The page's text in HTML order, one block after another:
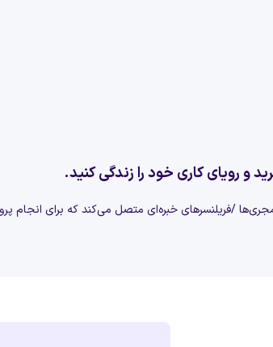
و رویای کاری خود را زندگی کنید.
مجری‌ها /فریلنسرهای خبره‌ای متصل می‌کند که برای انجام